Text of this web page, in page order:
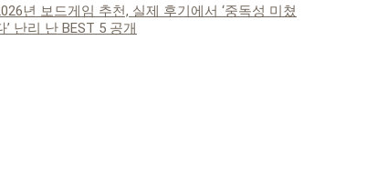
년 보드게임 추천, 실제 후기에서 ‘중독성 미쳤
’ 난리 난 BEST 5 공개